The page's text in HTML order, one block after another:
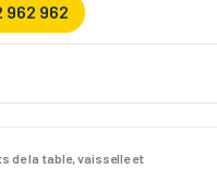
962 962
de la table, vaisselle et